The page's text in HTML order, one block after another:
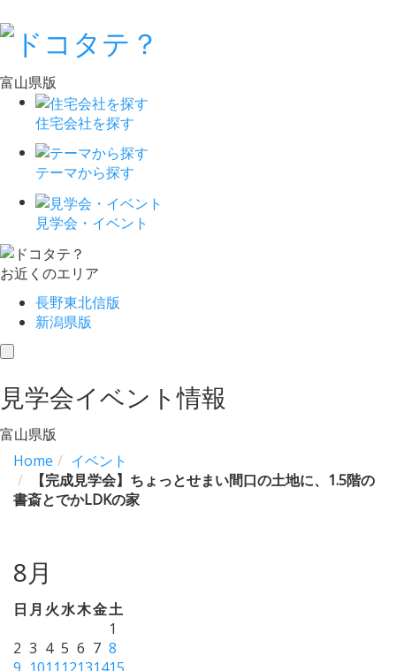
富山県版
住宅会社を探す
テーマから探す
見学会・イベント
お近くのエリア
長野東北信版
新潟県版
toggle
見学会イベント情報
富山県版
Home
イベント
【完成見学会】ちょっとせまい間口の土地に、1.5階の
書斎とでかLDKの家
8月
日 月 火水木金土
1
2 3 4 5 6 7 8